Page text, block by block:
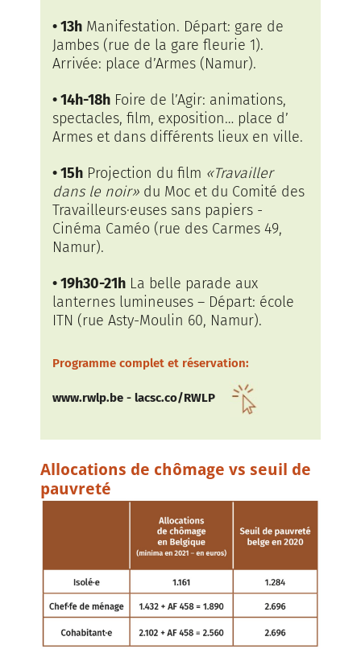
• 13h Manifestation. Départ: gare de
Jambes (rue de la gare fleurie 1).
Arrivée: place d’Armes (Namur).
• 14h-18h Foire de l’Agir: animations,
spectacles, film, exposition… place d’
Armes et dans différents lieux en ville.
• 15h Projection du film «Travailler
dans le noir» du Moc et du Comité des
Travailleurs·euses sans papiers -
Cinéma Caméo (rue des Carmes 49,
Namur).
• 19h30-21h La belle parade aux
lanternes lumineuses – Départ: école
ITN (rue Asty-Moulin 60, Namur).
Programme complet et réservation:
www.rwlp.be - lacsc.co/RWLP
Allocations de chômage vs seuil de
pauvreté